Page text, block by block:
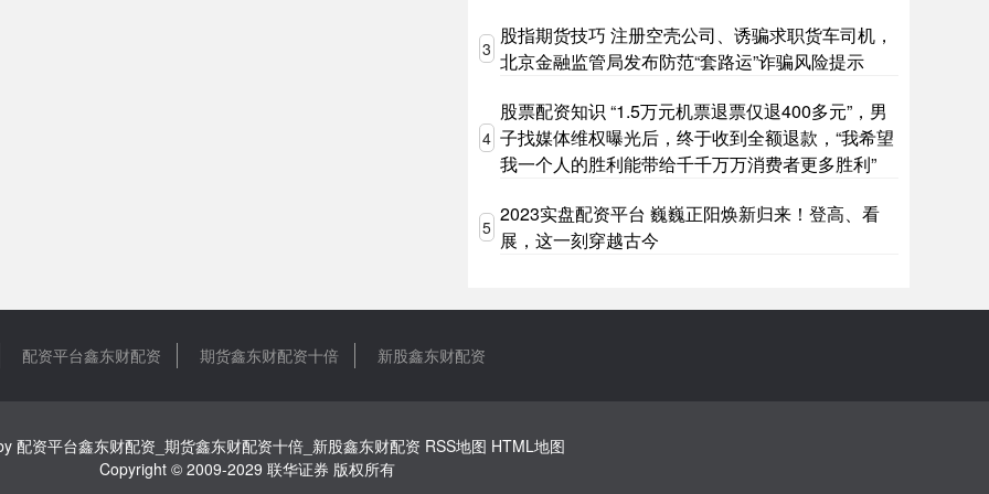
3
股指期货技巧 注册空壳公司、诱骗求职货车司机，
北京金融监管局发布防范“套路运”诈骗风险提示
4
股票配资知识 “1.5万元机票退票仅退400多元”，男
子找媒体维权曝光后，终于收到全额退款，“我希望
我一个人的胜利能带给千千万万消费者更多胜利”
5
2023实盘配资平台 巍巍正阳焕新归来！登高、看
展，这一刻穿越古今
配资平台鑫东财配资 期货鑫东财配资十倍 新股鑫东财配资
配资平台鑫东财配资_期货鑫东财配资十倍_新股鑫东财配资 RSS地图 HTML地图
Copyright © 2009-2029 联华证券 版权所有